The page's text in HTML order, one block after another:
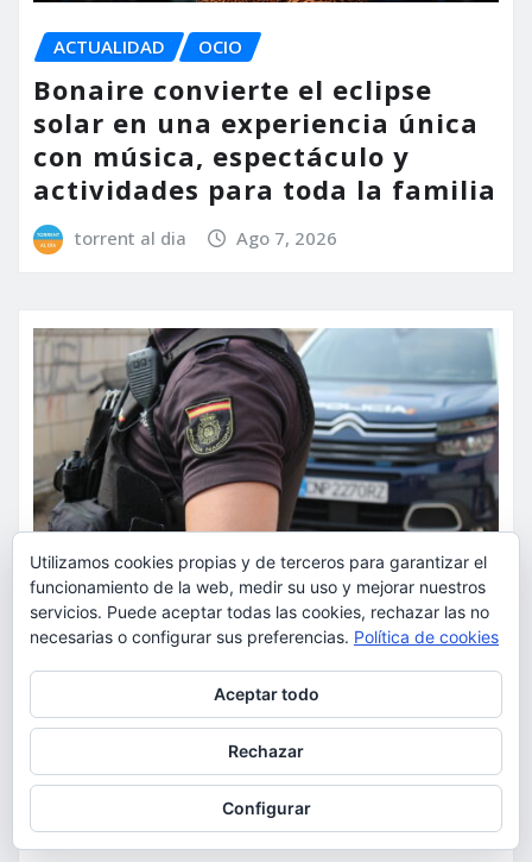
ACTUALIDAD OCIO
Bonaire convierte el eclipse
solar en una experiencia única
con música, espectáculo y
actividades para toda la familia
torrent al dia Ago 7, 2026
La Policía Nacional detiene a
dos varones por cometer tres
robos con violencia en una
misma mañana
Utilizamos cookies propias y de terceros para garantizar el
funcionamiento de la web, medir su uso y mejorar nuestros
servicios. Puede aceptar todas las cookies, rechazar las no
necesarias o configurar sus preferencias. Política de cookies
Aceptar todo
Rechazar
Configurar
Para obtener más información, incluido cómo gestionar las cookies,